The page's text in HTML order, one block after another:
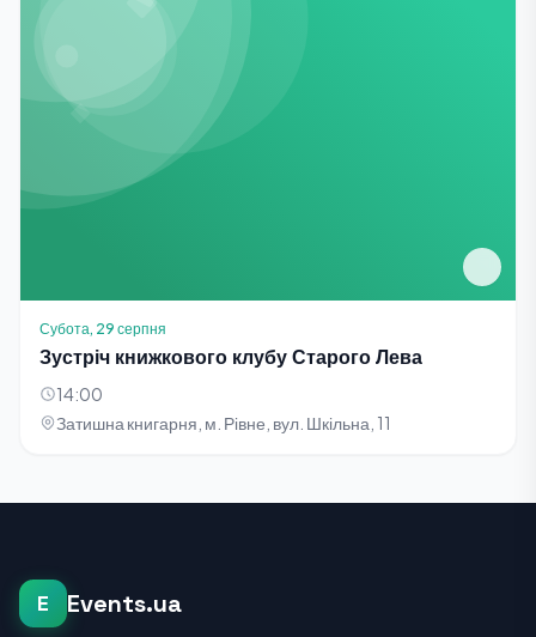
Субота, 29 серпня
Зустріч книжкового клубу Старого Лева
14:00
Затишна книгарня, м. Рівне, вул. Шкільна, 11
E Events.ua